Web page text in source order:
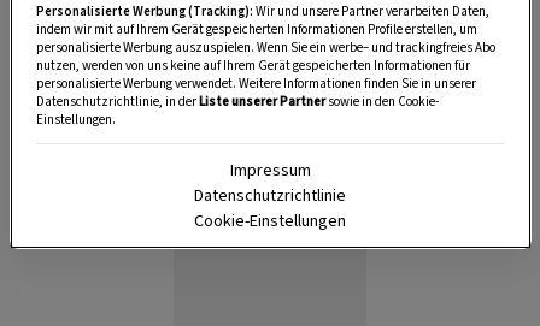
Personalisierte Werbung (Tracking): Wir und unsere Partner verarbeiten Daten,
indem wir mit auf Ihrem Gerät gespeicherten Informationen Profile erstellen, um
personalisierte Werbung auszuspielen. Wenn Sie ein werbe– und trackingfreies Abo
nutzen, werden von uns keine auf Ihrem Gerät gespeicherten Informationen für
personalisierte Werbung verwendet. Weitere Informationen finden Sie in unserer
Datenschutzrichtlinie, in derListe unserer Partnersowie in den Cookie-
Einstellungen.
Impressum
Datenschutzrichtlinie
Cookie-Einstellungen